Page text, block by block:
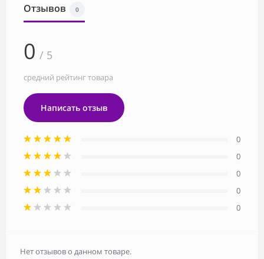
Отзывов 0
0 / 5
средний рейтинг товара
Написать отзыв
0
0
0
0
0
Нет отзывов о данном товаре.